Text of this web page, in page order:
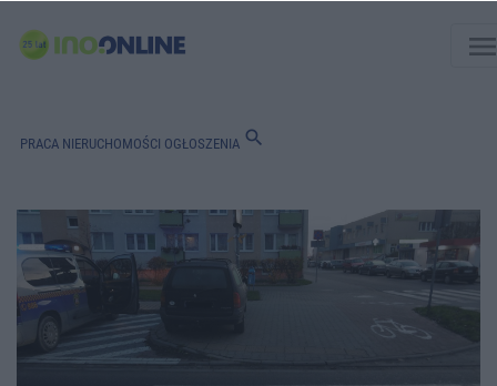
PRACA NIERUCHOMOŚCI OGŁOSZENIA search